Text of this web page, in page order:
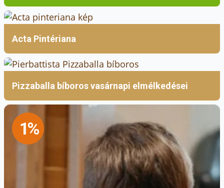
Acta Pintériana
Pizzaballa bíboros vasárnapi elmélkedései
1%